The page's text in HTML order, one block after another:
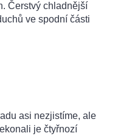
Čerstvý chladnější
ve spodní části
asi nezjistíme, ale
je čtyřnozí